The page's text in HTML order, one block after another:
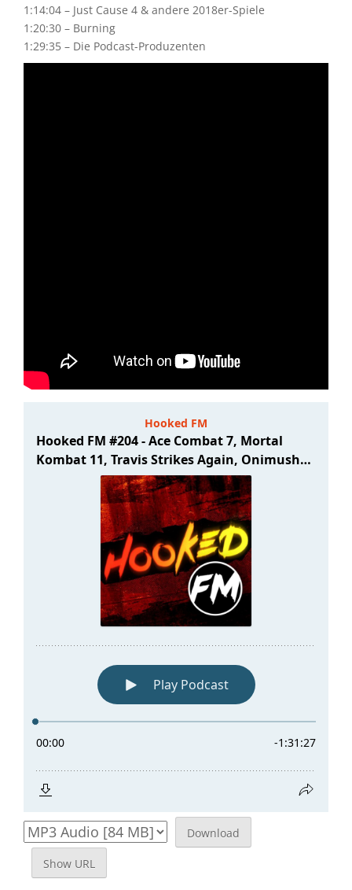
1:14:04 – Just Cause 4 & andere 2018er-Spiele
1:20:30 – Burning
1:29:35 – Die Podcast-Produzenten
Download
Show URL